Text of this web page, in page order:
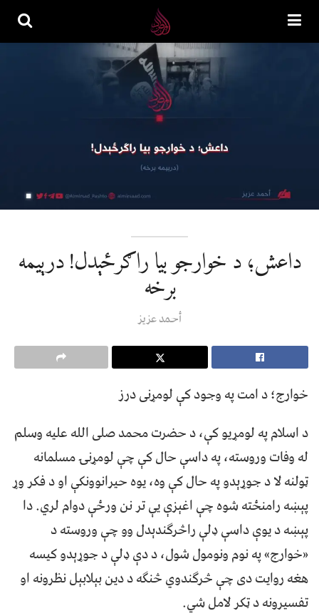
داعش؛ د خوارجو بیا راګرځېدل! درېیمه
برخه
أحمد عزیز
خوارج؛ د امت په وجود کې لومړنی درز
د اسلام په لومړیو کې، د حضرت محمد صلی ‌الله‌ علیه‌ وسلم
له وفات وروسته، په داسې حال کې چې لومړنۍ مسلمانه
ټولنه لا د جوړېدو په حال کې وه، یوه حیرانوونکې او د فکر وړ
پېښه رامنځته شوه چې اغېزې یې تر نن ورځې دوام لري. دا
پېښه د یوې داسې ډلې راڅرګندېدل وو چې وروسته د
«خوارج» په نوم ونومول شول، د دې ډلې د جوړېدو کیسه
هغه روایت دی چې څرګندوي څنګه د دین بېلابېل نظرونه او
تفسیرونه د ټکر لامل شي.